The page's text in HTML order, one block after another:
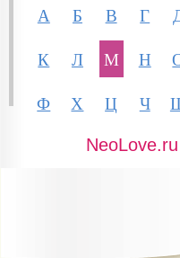
А Б В Г
К
Л М Н
Ф
Х Ц Ч